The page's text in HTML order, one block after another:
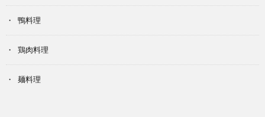
鴨料理
鶏肉料理
麺料理